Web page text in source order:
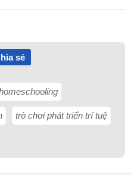
sẻ
trò chơi phát triển trí tuệ